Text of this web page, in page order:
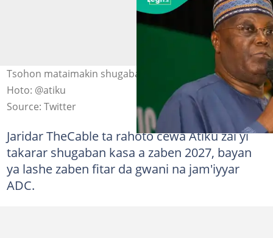
Tsohon mataimakin shugaban kasa, Atiku Abubakar
Hoto: @atiku
Source: Twitter
Jaridar TheCable ta rahoto cewa Atiku zai yi
takarar shugaban kasa a zaben 2027, bayan
ya lashe zaben fitar da gwani na jam'iyyar
ADC.